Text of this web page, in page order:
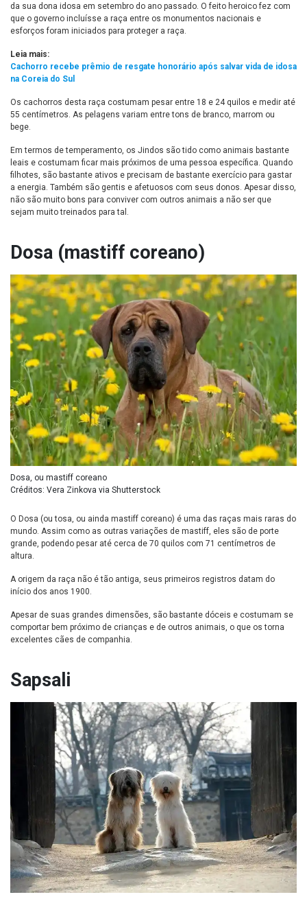
da sua dona idosa em setembro do ano passado. O feito heroico fez com
que o governo incluísse a raça entre os monumentos nacionais e
esforços foram iniciados para proteger a raça.
Leia mais:
Cachorro recebe prêmio de resgate honorário após salvar vida de idosa
na Coreia do Sul
Os cachorros desta raça costumam pesar entre 18 e 24 quilos e medir até
55 centímetros. As pelagens variam entre tons de branco, marrom ou
bege.
Em termos de temperamento, os Jindos são tido como animais bastante
leais e costumam ficar mais próximos de uma pessoa específica. Quando
filhotes, são bastante ativos e precisam de bastante exercício para gastar
a energia. Também são gentis e afetuosos com seus donos. Apesar disso,
não são muito bons para conviver com outros animais a não ser que
sejam muito treinados para tal.
Dosa (mastiff coreano)
Dosa, ou mastiff coreano
Créditos: Vera Zinkova via Shutterstock
O Dosa (ou tosa, ou ainda mastiff coreano) é uma das raças mais raras do
mundo. Assim como as outras variações de mastiff, eles são de porte
grande, podendo pesar até cerca de 70 quilos com 71 centímetros de
altura.
A origem da raça não é tão antiga, seus primeiros registros datam do
início dos anos 1900.
Apesar de suas grandes dimensões, são bastante dóceis e costumam se
comportar bem próximo de crianças e de outros animais, o que os torna
excelentes cães de companhia.
Sapsali